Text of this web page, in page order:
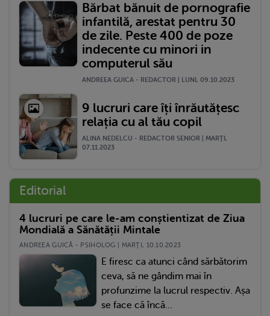
Bărbat bănuit de pornografie
infantilă, arestat pentru 30
de zile. Peste 400 de poze
indecente cu minori in
computerul său
ANDREEA GUICA - REDACTOR | LUNI, 09.10.2023
9 lucruri care îți înrăutățesc
relația cu al tău copil
ALINA NEDELCU - REDACTOR SENIOR | MARŢI,
07.11.2023
Editorial
4 lucruri pe care le-am conștientizat de Ziua
Mondială a Sănătății Mintale
ANDREEA GUICĂ - PSIHOLOG | MARŢI, 10.10.2023
E firesc ca atunci când sărbătorim
ceva, să ne gândim mai în
profunzime la lucrul respectiv. Așa
se face că încă...